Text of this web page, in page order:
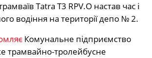
Tatra T3 RPV.O настав час і
водіння на території депо № 2.
Комунальне підприємство
трамвайно-тролейбусне